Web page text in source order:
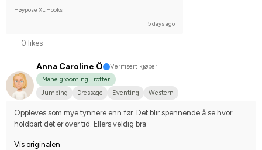
Høypose XL Hööks
5 days ago
0 likes
Anna Caroline Ö
Verifisert kjøper
Mane grooming Trotter
Jumping
Dressage Eventing
Western
I do not compete
Oppleves som mye tynnere enn før. Det blir spennende å se hvor
holdbart det er over tid. Ellers veldig bra
Vis originalen